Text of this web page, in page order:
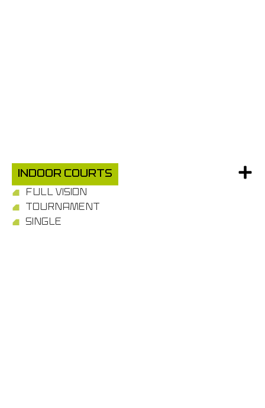
Indoor Courts
FULL VISION
TOURNAMENT
SINGLE